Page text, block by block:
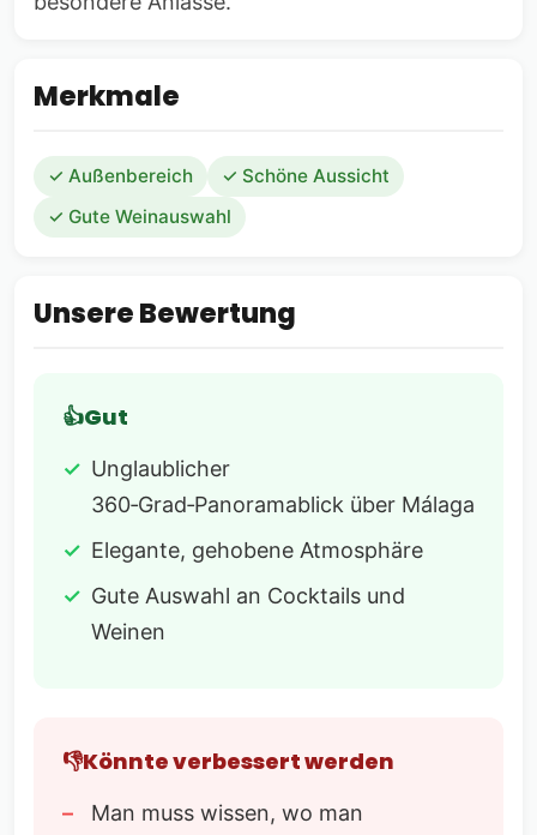
Merkmale
✓ Außenbereich
✓ Schöne Aussicht
✓ Gute Weinauswahl
Unsere Bewertung
Gut
Unglaublicher
360‑Grad‑Panoramablick über Málaga
Elegante, gehobene Atmosphäre
Gute Auswahl an Cocktails und
Weinen
Könnte verbessert werden
Man muss wissen, wo man